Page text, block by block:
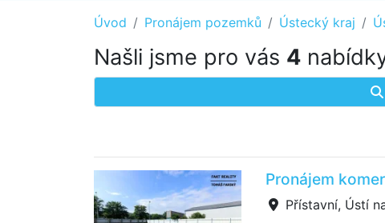
Úvod Pronájem pozemků Ústecký kraj
Našli jsme pro vás 4
Pronájem
Přístavní, Ústí